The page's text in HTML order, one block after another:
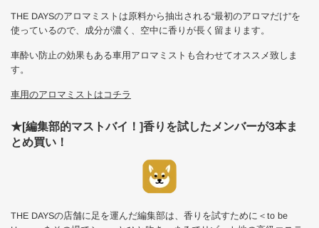
THE DAYSのアロマミストは原料から抽出される“最初のアロマだけ”を
使っているので、成分が濃く、空中に香りが長く留まります。
車酔い防止の効果もある車用アロマミストも合わせてオススメ致しま
す。
車用のアロマミストはコチラ
★[編集部的マストバイ！]香りを試したメンバーが3本ま
とめ買い！
THE DAYSの店舗に足を運んだ編集部は、香りを試すために＜to be